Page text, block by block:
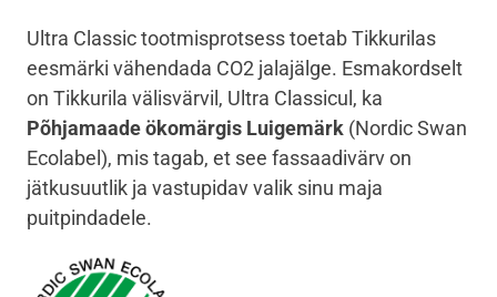
Ultra Classic tootmisprotsess toetab Tikkurilas
eesmärki vähendada CO2 jalajälge. Esmakordselt
on Tikkurila välisvärvil, Ultra Classicul, ka
Põhjamaade ökomärgis Luigemärk (Nordic Swan
Ecolabel), mis tagab, et see fassaadivärv on
jätkusuutlik ja vastupidav valik sinu maja
puitpindadele.